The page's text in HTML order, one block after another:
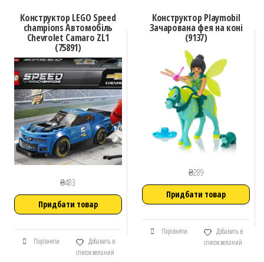
Конструктор LEGO Speed
champions Автомобіль
Chevrolet Camaro ZL1
(75891)
₴483
Придбати товар
Порівняти
Добавить в
список желаний
Конструктор Playmobil
Зачарована фея на коні
(9137)
₴289
Придбати товар
Порівняти
Добавить в
список желаний